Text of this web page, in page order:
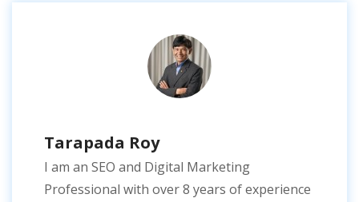
Tarapada Roy
I am an SEO and Digital Marketing
Professional with over 8 years of experience